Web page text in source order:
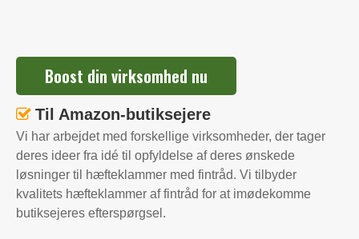
Boost din virksomhed nu
 Til Amazon-butiksejere
Vi har arbejdet med forskellige virksomheder, der tager
deres ideer fra idé til opfyldelse af deres ønskede
løsninger til hæfteklammer med fintråd. Vi tilbyder
kvalitets hæfteklammer af fintråd for at imødekomme
butiksejeres efterspørgsel.